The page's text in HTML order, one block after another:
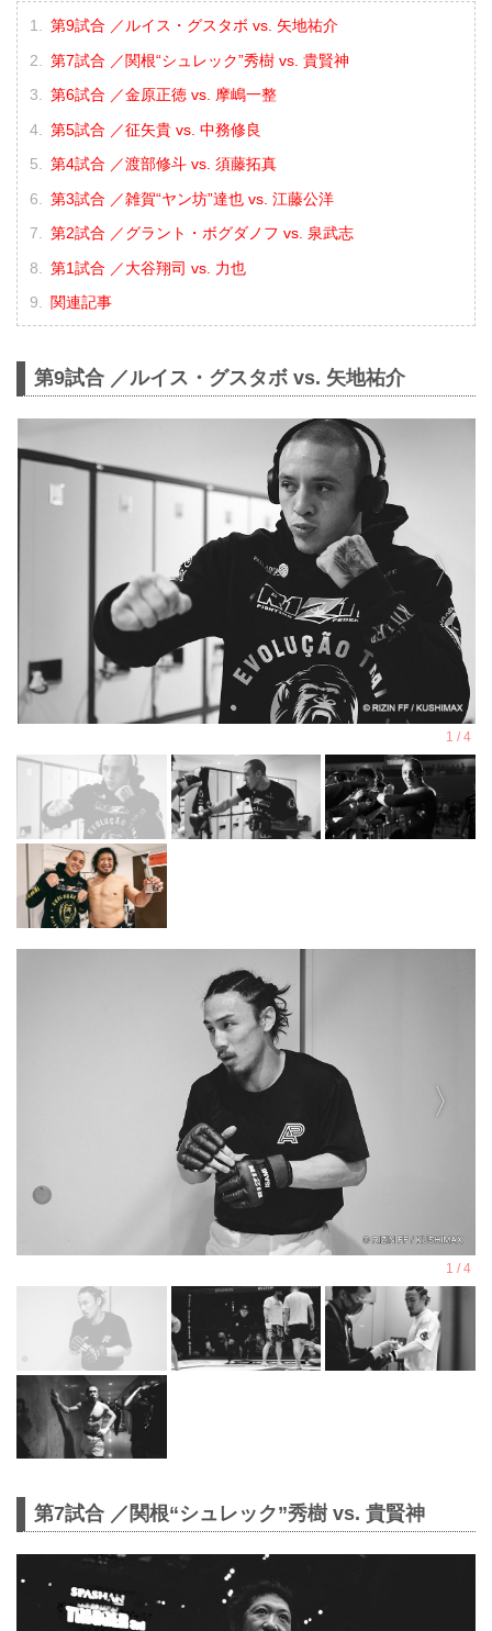
第9試合 ／ルイス・グスタボ vs. 矢地祐介
第7試合 ／関根“シュレック”秀樹 vs. 貴賢神
第6試合 ／金原正徳 vs. 摩嶋一整
第5試合 ／征矢貴 vs. 中務修良
第4試合 ／渡部修斗 vs. 須藤拓真
第3試合 ／雑賀“ヤン坊”達也 vs. 江藤公洋
第2試合 ／グラント・ボグダノフ vs. 泉武志
第1試合 ／大谷翔司 vs. 力也
関連記事
第9試合 ／ルイス・グスタボ vs. 矢地祐介
第7試合 ／関根“シュレック”秀樹 vs. 貴賢神